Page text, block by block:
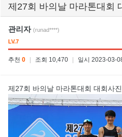
제27회 바의날 마라톤대회
관리자 (runad****)
LV.7
추천 0 | 조회 10,470 | 일시 2023-03-
제27회 바의날 마라톤대회 대회사